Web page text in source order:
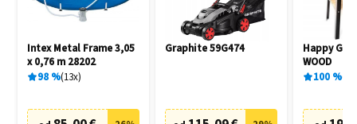
Intex Metal Frame 3,05
x 0,76 m 28202
98% 13x
Graphite 59G474
Happy
WOOD
100%